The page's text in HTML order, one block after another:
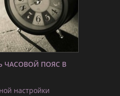
ЧАСОВОЙ ПОЯС В
настройки